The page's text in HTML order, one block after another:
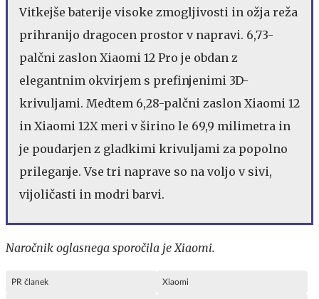
Vitkejše baterije visoke zmogljivosti in ožja reža
prihranijo dragocen prostor v napravi. 6,73-
palčni zaslon Xiaomi 12 Pro je obdan z
elegantnim okvirjem s prefinjenimi 3D-
krivuljami. Medtem 6,28-palčni zaslon Xiaomi 12
in Xiaomi 12X meri v širino le 69,9 milimetra in
je poudarjen z gladkimi krivuljami za popolno
prileganje. Vse tri naprave so na voljo v sivi,
vijoličasti in modri barvi.
Naročnik oglasnega sporočila je Xiaomi.
PR članek Xiaomi